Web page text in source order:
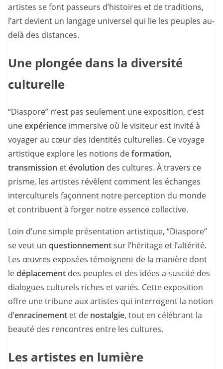
artistes se font passeurs d’histoires et de traditions,
l’art devient un langage universel qui lie les peuples au-
delà des distances.
Une plongée dans la diversité
culturelle
“Diaspore” n’est pas seulement une exposition, c’est
uneexpérience immersive où le visiteur est invité à
voyager au cœur des identités culturelles. Ce voyage
artistique explore les notions deformation,
transmission etévolution des cultures. À travers ce
prisme, les artistes révèlent comment les échanges
interculturels façonnent notre perception du monde
et contribuent à forger notre essence collective.
Loin d’une simple présentation artistique, “Diaspore”
se veut un questionnementsur l’héritage et l’altérité.
Les œuvres exposées témoignent de la manière dont
ledéplacement des peuples et des idées a suscité des
dialogues culturels riches et variés. Cette exposition
offre une tribune aux artistes qui interrogent la notion
d’enracinement et de nostalgie, tout en célébrant la
beauté des rencontres entre les cultures.
Les artistes en lumière